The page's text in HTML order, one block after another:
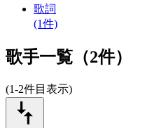
歌詞
(1件)
歌手一覧（2件）
(1-2件目表示)